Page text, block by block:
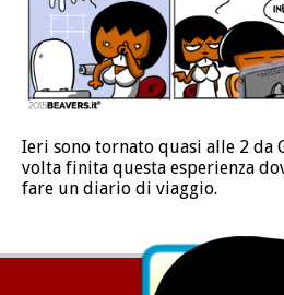
Ieri sono tornato quasi alle 2 da
volta finita questa esperienza
fare un diario di viaggio.